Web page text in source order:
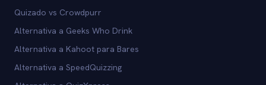
Quizado vs Crowdpurr
Alternativa a Geeks Who Drink
Alternativa a Kahoot para Bares
Alternativa a SpeedQuizzing